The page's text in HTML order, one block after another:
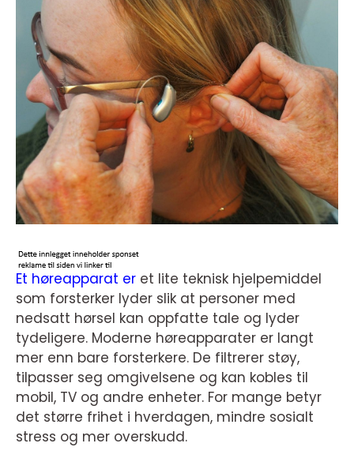
Et høreapparat er et lite teknisk hjelpemiddel
som forsterker lyder slik at personer med
nedsatt hørsel kan oppfatte tale og lyder
tydeligere. Moderne høreapparater er langt
mer enn bare forsterkere. De filtrerer støy,
tilpasser seg omgivelsene og kan kobles til
mobil, TV og andre enheter. For mange betyr
det større frihet i hverdagen, mindre sosialt
stress og mer overskudd.